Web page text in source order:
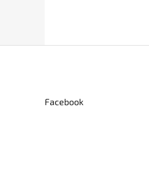
Facebook